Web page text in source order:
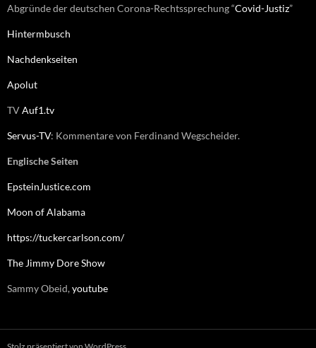
Abgründe der deutschen Corona-Rechtssprechung “Covid-Justiz”
Hintermbusch
Nachdenkseiten
Apolut
TVAuf1.tv
Servus-TV: Kommentare von Ferdinand Wegscheider.
Englische Seiten
EpsteinJustice.com
Moon of Alabama
https://tuckercarlson.com/
The Jimmy Dore Show
Sammy Obeid,youtube